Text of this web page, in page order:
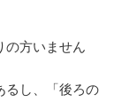
の方いません
るし、「後ろの